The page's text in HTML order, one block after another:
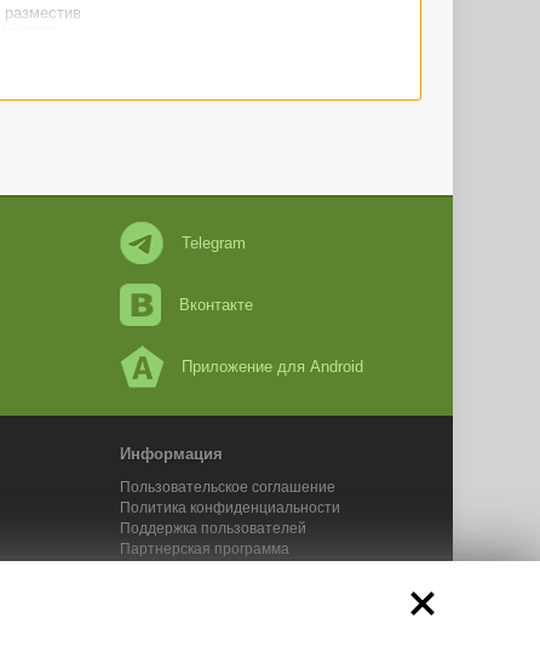
Telegram
Вконтакте
Приложение для Android
Информация
Пользовательское соглашение
Политика конфиденциальности
Поддержка пользователей
Партнерская программа